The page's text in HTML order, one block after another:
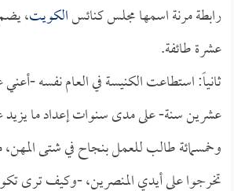
رابطة مرنة اسمها مجلس كنائسالكويت،
عشرة طائفة.
عشرين سنة- على مدى سنوات إعداد ما يزيد
وخمسمائة طالب للعمل بنجاح في شتى المهن،
تخرجوا على أيدي المنصرين، -وكيف ترى